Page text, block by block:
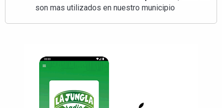
son mas utilizados en nuestro municipio